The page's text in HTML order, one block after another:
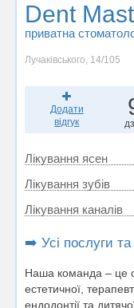
Dent
приватна
Лучаківського, 14/105
Додати
відгук
Лікування ясен
Лікування зубів
Лікування каналів
➡️ Усі послуги та
Наша команда – це
естетичної,
ендодонтії та